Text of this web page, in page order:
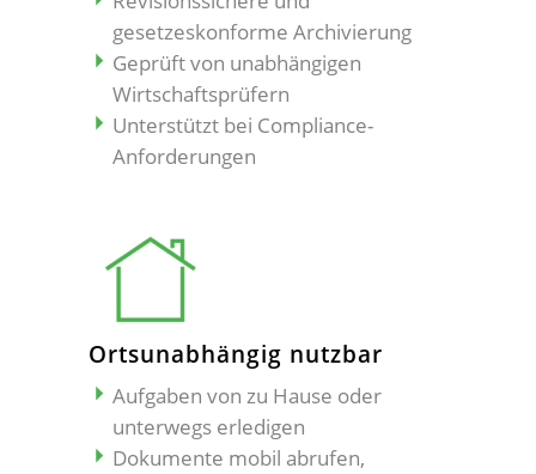
gesetzeskonforme Archivierung
Geprüft von unabhängigen
Wirtschaftsprüfern
Unterstützt bei Compliance-
Anforderungen
Ortsunabhängig nutzbar
Aufgaben von zu Hause oder
unterwegs erledigen
Dokumente mobil abrufen,